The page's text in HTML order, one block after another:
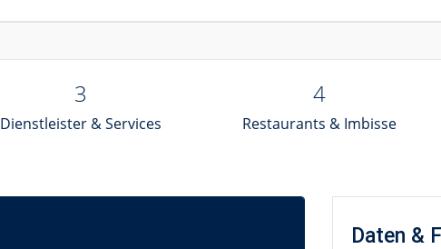
3
Dienstleister & Services
4
Restaurants & Imbisse
Daten &